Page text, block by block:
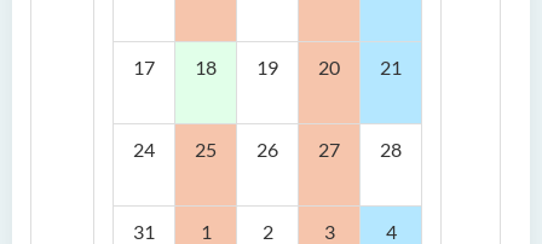
17 18 19 20 21
24 25 26 27 28
31 1 2 3 4